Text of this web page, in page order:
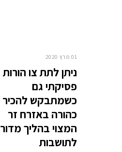
01 מרץ 2020
ניתן לתת צו הורות
פסיקתי גם
כשמתבקש להכיר
כהורה באזרח זר
המצוי בהליך
לתושבות